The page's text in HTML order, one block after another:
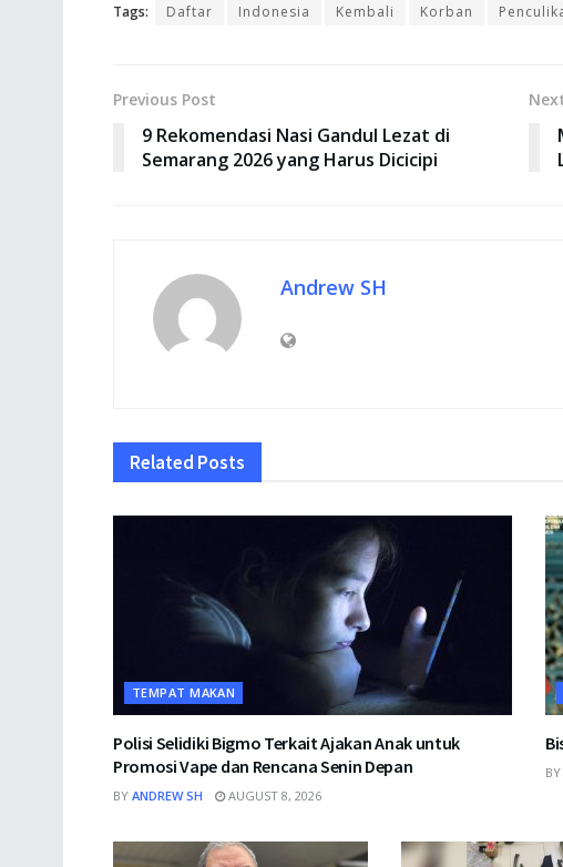
Tags: Daftar Indonesia Kembali Korban
Previous Post
9 Rekomendasi Nasi Gandul Lezat di
Semarang 2026 yang Harus Dicicipi
Andrew SH
Related Posts
TEMPAT MAKAN
Polisi Selidiki Bigmo Terkait Ajakan Anak untuk
Promosi Vape dan Rencana Senin Depan
BY ANDREW SH AUGUST 8, 2026
BY